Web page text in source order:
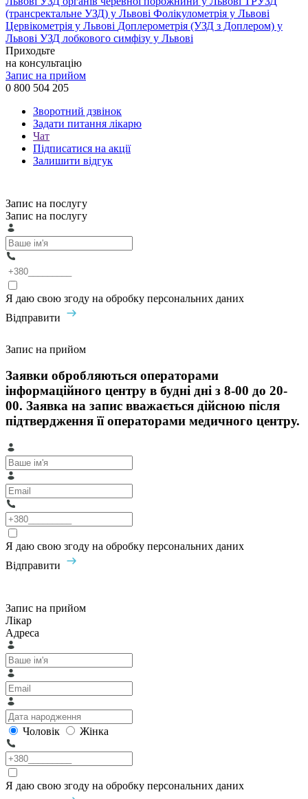
(трансректальне УЗД) у Львові Фолікулометрія у Львові
Цервікометрія у Львові Доплерометрія (УЗД з Доплером) у
Львові УЗД лобкового симфізу у Львові
Приходьте
на консультацію
Запис на прийом
0 800 504 205
Зворотний дзвінок
Задати питання лікарю
Чат
Підписатися на акції
Залишити відгук
Запис на послугу
Запис на послугу
Я даю свою згоду на обробку персональних даних
Відправити
Запис на прийом
Заявки обробляються операторами
інформаційного центру в будні дні з 8-00 до 20-
00. Заявка на запис вважається дійсною після
підтвердження її операторами медичного центру.
Я даю свою згоду на обробку персональних даних
Відправити
Запис на прийом
Лікар
Адреса
Чоловік Жінка
Я даю свою згоду на обробку персональних даних